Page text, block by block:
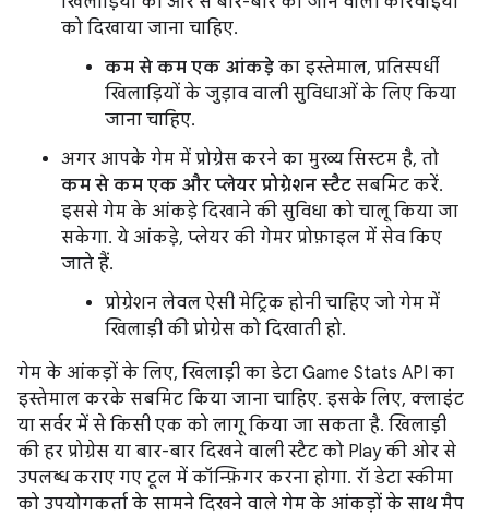
को दिखाया जाना चाहिए.
कम से कम एक आंकड़े का इस्तेमाल, प्रतिस्पर्धी
खिलाड़ियों के जुड़ाव वाली सुविधाओं के लिए किया
जाना चाहिए.
अगर आपके गेम में प्रोग्रेस करने का मुख्य सिस्टम है, तो
कम से कम एक और प्लेयर प्रोग्रेशन स्टैट सबमिट करें.
इससे गेम के आंकड़े दिखाने की सुविधा को चालू किया जा
सकेगा. ये आंकड़े, प्लेयर की गेमर प्रोफ़ाइल में सेव किए
जाते हैं.
प्रोग्रेशन लेवल ऐसी मेट्रिक होनी चाहिए जो गेम में
खिलाड़ी की प्रोग्रेस को दिखाती हो.
गेम के आंकड़ों के लिए, खिलाड़ी का डेटा Game Stats API का
इस्तेमाल करके सबमिट किया जाना चाहिए. इसके लिए, क्लाइंट
या सर्वर में से किसी एक को लागू किया जा सकता है. खिलाड़ी
की हर प्रोग्रेस या बार-बार दिखने वाली स्टैट को Play की ओर से
उपलब्ध कराए गए टूल में कॉन्फ़िगर करना होगा. रॉ डेटा स्कीमा
को उपयोगकर्ता के सामने दिखने वाले गेम के आंकड़ों के साथ मैप